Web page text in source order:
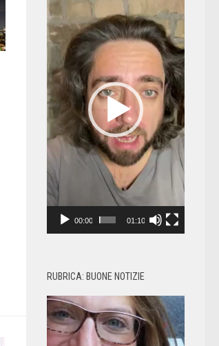
Player
00:00 01:10
RUBRICA: BUONE NOTIZIE